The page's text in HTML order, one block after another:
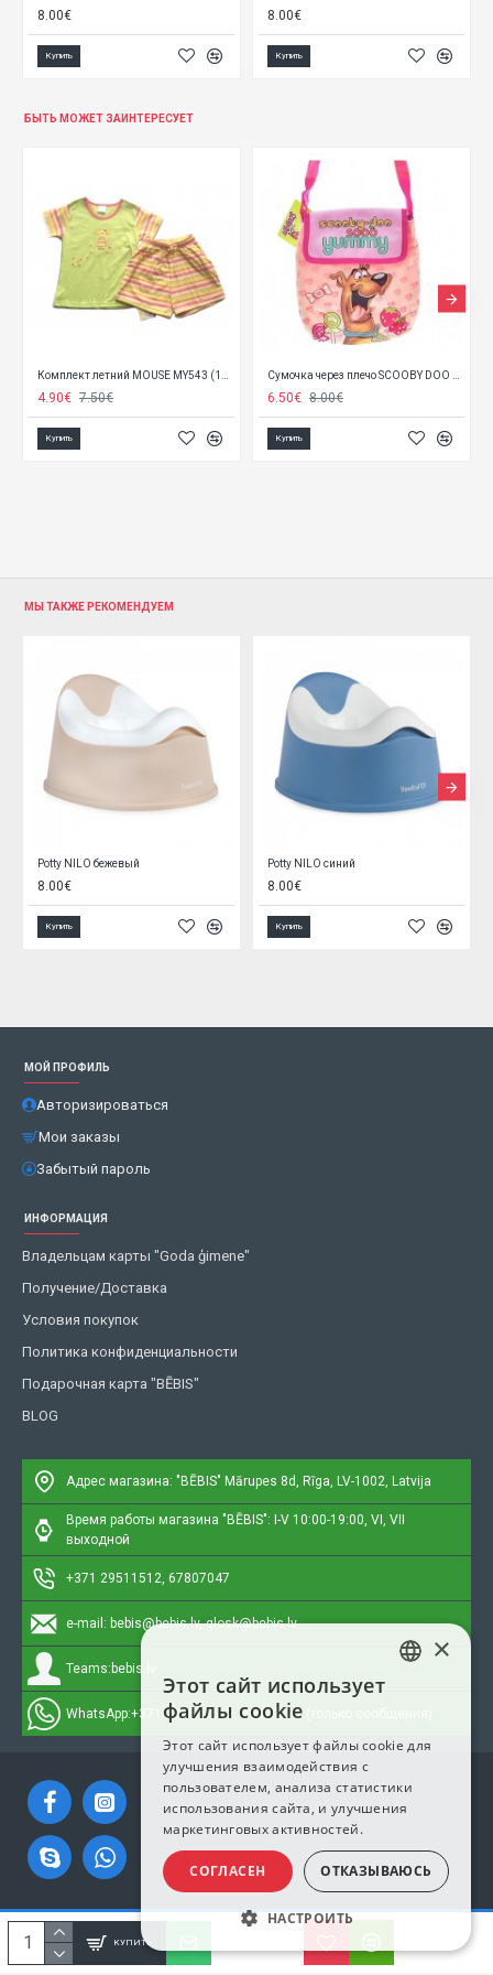
КУПИТЬ
8.00€
Купить
4.45€
Купить
БЫТЬ МОЖЕТ ЗАИНТЕРЕСУЕТ
Комплект летний MOUSE MY543 (116)
7.50€
Сумочка через плечо SCOOBY DOO 08972
8.00€
Бортик
МЫ ТАКЖЕ РЕКОМЕНДУЕМ
NILO бежевый Potty NILO синий
МОЙ ПРОФИЛЬ
Авторизироваться
Мои заказы
Забытый пароль
ИНФОРМАЦИЯ
Владельцам карты "Goda ģimene"
Получение/Доставка
Условия покупок
Политика конфиденциальности
Подарочная карта "BĒBIS"
BLOG
Адрес магазина: "BĒBIS" Mārupes 8d, Rīga, LV-1002, Latvija
Время работы магазина "BĒBIS": I-V 10:00-19:00, VI, VII
выходной
+371 29511512, 67807047
e-mail: bebis@bebis.lv, glosk@bebis.lv
Teams: bebis.lv
WhatsApp:+371 295511512, 20579272 (только сообщения)
Copyright © 2023, Bebis.lv, Все права защищены
×
Этот сайт использует
файлы cookie
Этот сайт использует файлы cookie для
улучшения взаимодействия с
пользователем, анализа статистики
использования сайта, и улучшения
маркетинговых активностей.
СОГЛАСЕН ОТКАЗЫВАЮСЬ
НАСТРОИТЬ